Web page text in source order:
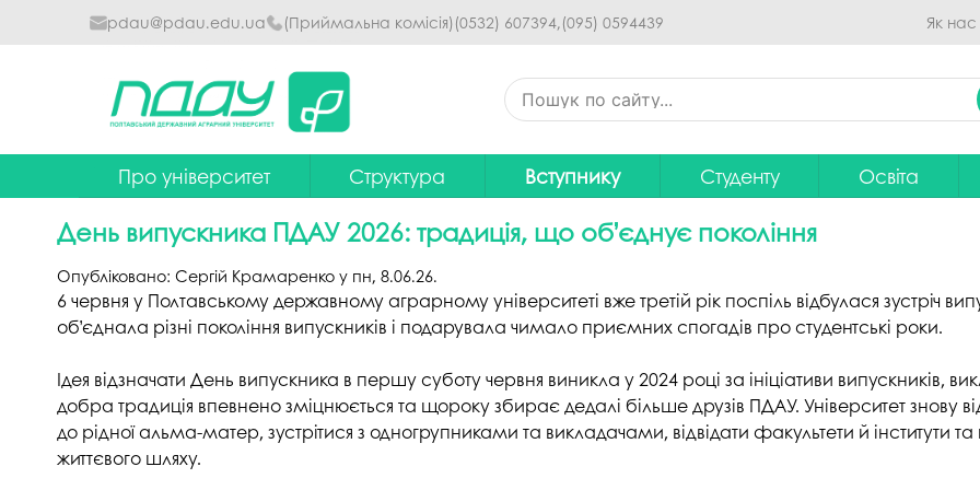
Перейти до основного
pdau@pdau.edu.ua (Приймальна комісія)(0532) 607394,(095) 0594439 Як нас
Про університет
Досягнення
Сталий розвиток
Політики університету
Історія
Гімн ПДАУ
Структура
Наглядова рада
Вчена рада університету
Факультети та інститути
Кафедри
Коледжі
Вступнику
Приймальна комісія
Фінансова підтримка на
навчання
Зимовий вступ
Європейська освіта без ЗНО
Студенту
Дистанційне навчання
Рейтинг успішності студентів
Оплата за навчання
Практика
Студентський Сенат
університету
Освіта
Проєкти ОП
Графік
Положення про
Громадське
нормативних
День випускника ПДАУ 2026: традиція, що об’єднує покоління
Опубліковано: Сергій Крамаренко у пн, 8.06.26.
6 червня у Полтавському державному аграрному університеті вже третій рік поспіль відбулася зустріч
об’єднала різні покоління випускників і подарувала чимало приємних спогадів про студентські роки.
Ідея відзначати День випускника в першу суботу червня виникла у 2024 році за ініціативи випускників,
добра традиція впевнено зміцнюється та щороку збирає дедалі більше друзів ПДАУ. Університет знову
до рідної альма-матер, зустрітися з одногрупниками та викладачами, відвідати факультети й інститути
життєвого шляху.